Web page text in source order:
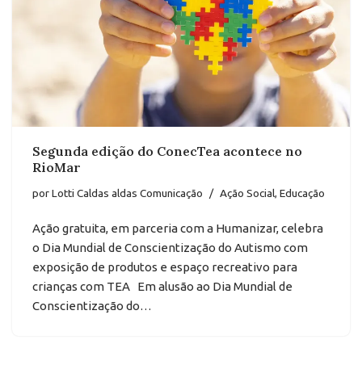
Segunda edição do ConecTea acontece no
RioMar
porLotti Caldas aldas Comunicação Ação Social, Educação
Ação gratuita, em parceria com a Humanizar, celebra
o Dia Mundial de Conscientização do Autismo com
exposição de produtos e espaço recreativo para
crianças com TEA Em alusão ao Dia Mundial de
Conscientização do…